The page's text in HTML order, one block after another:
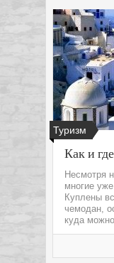
Туризм
Как и
Несмотря
многие
Куплены
чемодан,
куда